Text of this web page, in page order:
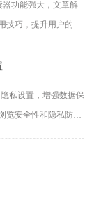
器功能强大，文章解
技巧，提升用户的阅
私设置，增强数据保
览安全性和隐私防护